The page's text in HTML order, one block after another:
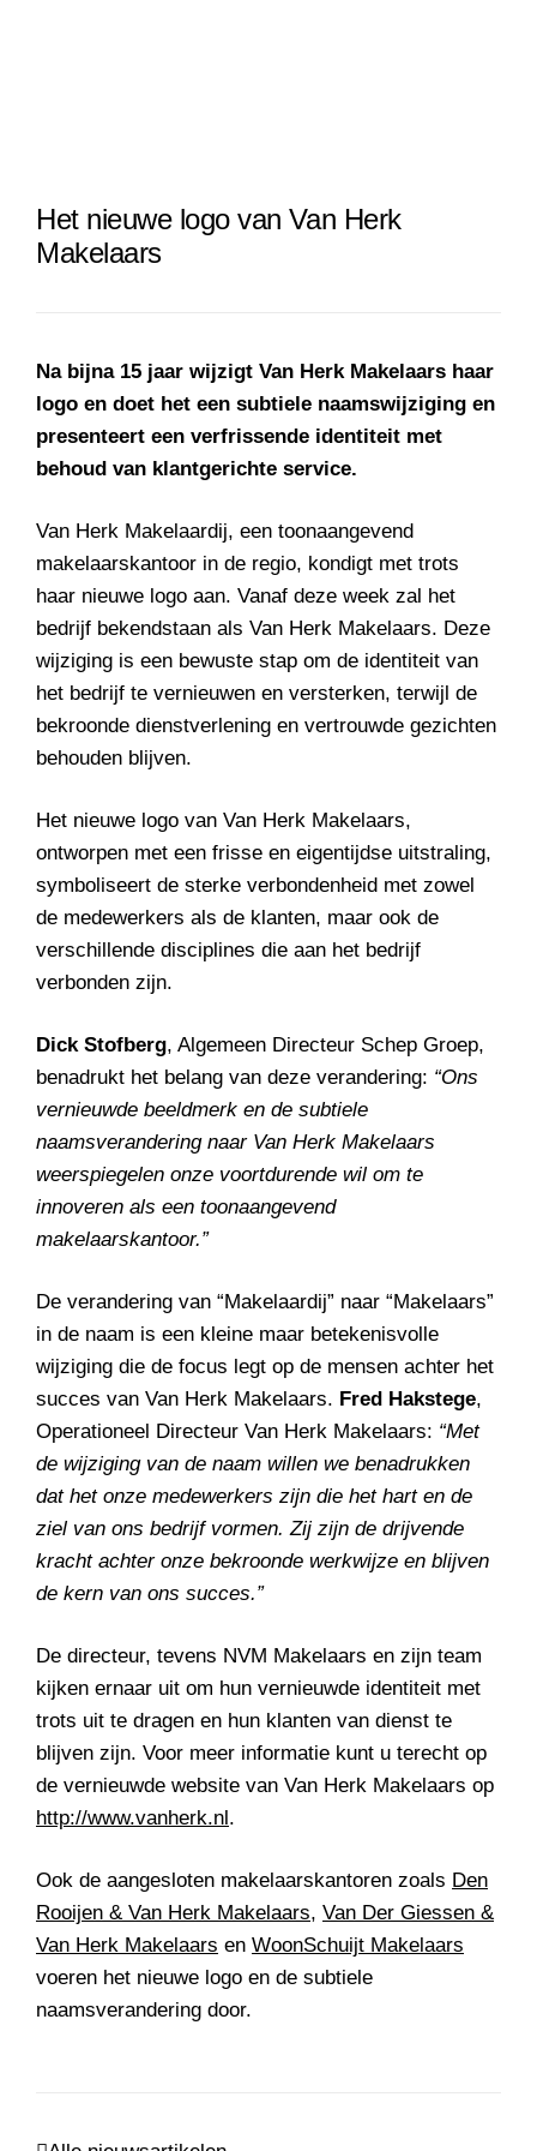
Het nieuwe logo van Van Herk
Makelaars
Na bijna 15 jaar wijzigt Van Herk Makelaars haar
logo en doet het een subtiele naamswijziging en
presenteert een verfrissende identiteit met
behoud van klantgerichte service.
Van Herk Makelaardij, een toonaangevend
makelaarskantoor in de regio, kondigt met trots
haar nieuwe logo aan. Vanaf deze week zal het
bedrijf bekendstaan als Van Herk Makelaars. Deze
wijziging is een bewuste stap om de identiteit van
het bedrijf te vernieuwen en versterken, terwijl de
bekroonde dienstverlening en vertrouwde gezichten
behouden blijven.
Het nieuwe logo van Van Herk Makelaars,
ontworpen met een frisse en eigentijdse uitstraling,
symboliseert de sterke verbondenheid met zowel
de medewerkers als de klanten, maar ook de
verschillende disciplines die aan het bedrijf
verbonden zijn.
Dick Stofberg, Algemeen Directeur Schep Groep,
benadrukt het belang van deze verandering: “Ons
vernieuwde beeldmerk en de subtiele
naamsverandering naar Van Herk Makelaars
weerspiegelen onze voortdurende wil om te
innoveren als een toonaangevend
makelaarskantoor.”
De verandering van “Makelaardij” naar “Makelaars”
in de naam is een kleine maar betekenisvolle
wijziging die de focus legt op de mensen achter het
succes van Van Herk Makelaars. Fred Hakstege,
Operationeel Directeur Van Herk Makelaars: “Met
de wijziging van de naam willen we benadrukken
dat het onze medewerkers zijn die het hart en de
ziel van ons bedrijf vormen. Zij zijn de drijvende
kracht achter onze bekroonde werkwijze en blijven
de kern van ons succes.”
De directeur, tevens NVM Makelaars en zijn team
kijken ernaar uit om hun vernieuwde identiteit met
trots uit te dragen en hun klanten van dienst te
blijven zijn. Voor meer informatie kunt u terecht op
de vernieuwde website van Van Herk Makelaars op
http://www.vanherk.nl.
Ook de aangesloten makelaarskantoren zoals Den
Rooijen & Van Herk Makelaars, Van Der Giessen &
Van Herk Makelaars en WoonSchuijt Makelaars
voeren het nieuwe logo en de subtiele
naamsverandering door.